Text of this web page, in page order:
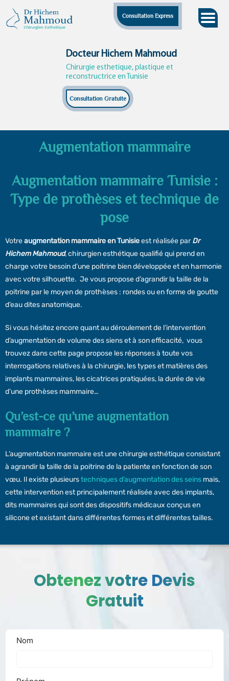
content
Consultation Express
Docteur Hichem Mahmoud
Chirurgie esthetique, plastique et
reconstructrice en Tunisie
Consultation Gratuite
Augmentation mammaire
Augmentation mammaire Tunisie :
Type de prothèses et technique de
pose
Votreaugmentation mammaire en Tunisieest réalisée parDr
Hichem Mahmoud, chirurgien esthétique qualifié qui prend en
charge votre besoin d’une poitrine bien développée et en harmonie
avec votre silhouette. Je vous propose d’agrandir la taille de la
poitrine par le moyen de prothèses : rondes ou en forme de goutte
d’eau dites anatomique.
Si vous hésitez encore quant au déroulement de l’intervention
d’augmentation de volume des siens et à son efficacité, vous
trouvez dans cette page propose les réponses à toute vos
interrogations relatives à la chirurgie, les types et matières des
implants mammaires, les cicatrices pratiquées, la durée de vie
d’une prothèses mammaire…
Qu’est-ce qu’une augmentation
mammaire ?
L’augmentation mammaire est une chirurgie esthétique consistant
à agrandir la taille de la poitrine de la patiente en fonction de son
vœu. Il existe plusieurstechniques d’augmentation des seins mais,
cette intervention est principalement réalisée avec des implants,
dits mammaires qui sont des dispositifs médicaux conçus en
silicone et existant dans différentes formes et différentes tailles.
Obtenez votre Devis
Gratuit